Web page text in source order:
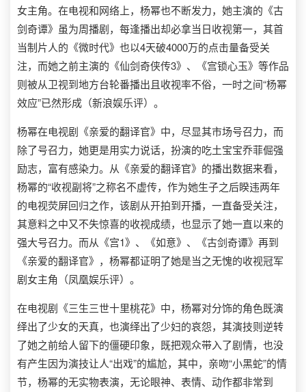
女主角。在电视和网络上，杨幂也不断发力，她主演的《古
剑奇谭》虽为周播剧，每逢播出却必拿当日收视第一，其首
当制片人的《微时代》也以4天破4000万的点击量备受关
注，而她之前主演的《仙剑奇侠传3》、《宫锁心玉》等作品
则被从卫视到地方台轮番播出且收视率不俗，一时之间“杨幂
效应”已然形成（新浪娱乐评）。
杨幂在电视剧《亲爱的翻译官》中，尽显其市场号召力，而
除了号召力，她更是用实力说话，扮演的吃土宝宝乔菲倔强
励志，富有感染力。从《亲爱的翻译官》的播出数据来看，
杨幂的“收视副将”之称名不虚传，作为她生子之后睽违两年
的电视荧屏回归之作，该剧从开拍到开播，一直备受关注，
其意料之中又不失惊喜的收视成绩，也显示了她一直以来的
强大号召力。而从《宫1》、《如意》、《古剑奇谭》再到
《亲爱的翻译官》，杨幂都证明了她是当之无愧的收视冠军
剧女主角（凤凰娱乐评）。
在电视剧《三生三世十里桃花》中，杨幂对分饰的角色既演
绎出了少女的天真，也演绎出了少妇的哀怨，其演技则逆转
了她之前给人留下的僵硬印象，既把观众带入了剧情，也没
有产生因为演技让人“出戏”的尴尬，其中，亲吻“小黑蛇”的情
节，杨幂的无实物表演，无论眼神、表情、动作都非常到